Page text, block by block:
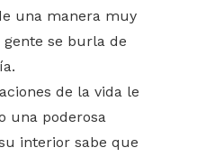
una manera muy
se burla de
de la vida le
una poderosa
interior sabe que